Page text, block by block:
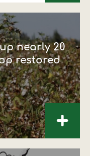
nearly 20
restored
+